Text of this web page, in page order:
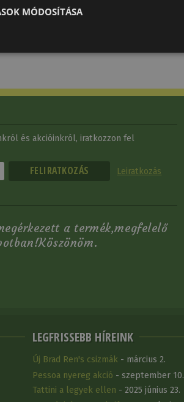
és akcióinkról, iratkozzon fel
Leiratkozás
a termék,megfelelő
LEGFRISSEBB HÍREINK
Új Brad Ren's csizmák- március 2.
Pessoa nyereg akció - szeptember 10.
Tattini a legyek ellen - 2025 június 23.
MÓDOSÍTÁSA